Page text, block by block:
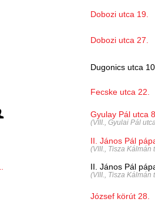
Dobozi utca 19.
Dobozi utca 27.
Dugonics utca
Fecske utca 22.
Gyulay Pál utca
(VIII., Gyulai Pál
II. János Pál
(VIII., Tisza Kálmán
II. János Pál
(VIII., Tisza Kálmán
József körút 28.